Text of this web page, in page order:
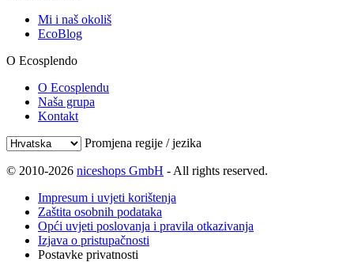
Mi i naš okoliš
EcoBlog
O Ecosplendo
O Ecosplendu
Naša grupa
Kontakt
Promjena regije / jezika
© 2010-2026 niceshops GmbH - All rights reserved.
Impresum i uvjeti korištenja
Zaštita osobnih podataka
Opći uvjeti poslovanja i pravila otkazivanja
Izjava o pristupačnosti
Postavke privatnosti